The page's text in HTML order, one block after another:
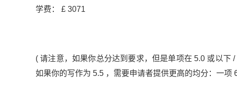
学费： £ 3071
( 请注意，如果你总分达到要求，但是单项在 5.0 或以
如果你的写作为 5.5 ，需要申请者提供更高的均分：一项